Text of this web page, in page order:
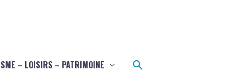
– LOISIRS – PATRIMOINE Rechercher